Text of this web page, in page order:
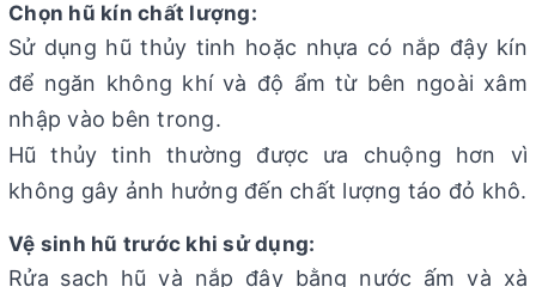
Chọn hũ kín chất lượng:
Sử dụng hũ thủy tinh hoặc nhựa có nắp đậy kín
để ngăn không khí và độ ẩm từ bên ngoài xâm
nhập vào bên trong.
Hũ thủy tinh thường được ưa chuộng hơn vì
không gây ảnh hưởng đến chất lượng táo đỏ khô.
Vệ sinh hũ trước khi sử dụng:
Rửa sạch hũ và nắp đậy bằng nước ấm và xà